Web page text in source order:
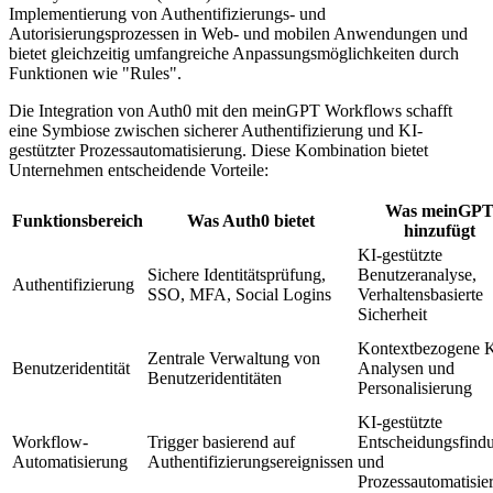
Implementierung von Authentifizierungs- und
Autorisierungsprozessen in Web- und mobilen Anwendungen und
bietet gleichzeitig umfangreiche Anpassungsmöglichkeiten durch
Funktionen wie "Rules".
Die Integration von Auth0 mit den meinGPT Workflows schafft
eine Symbiose zwischen sicherer Authentifizierung und KI-
gestützter Prozessautomatisierung. Diese Kombination bietet
Unternehmen entscheidende Vorteile:
Funktionsbereich Was Auth0 bietet
Was meinGPT
hinzufügt
Authentifizierung
Sichere Identitätsprüfung,
SSO, MFA, Social Logins
KI-gestützte
Benutzeranalyse,
Verhaltensbasierte
Sicherheit
Benutzeridentität
Zentrale Verwaltung von
Benutzeridentitäten
Kontextbezogene
Analysen und
Personalisierung
Workflow-
Automatisierung
Trigger basierend auf
Authentifizierungsereignissen
KI-gestützte
und